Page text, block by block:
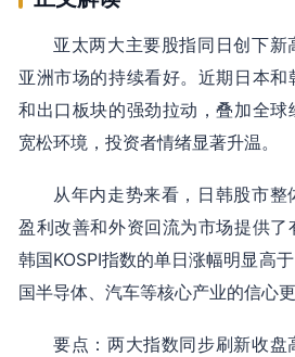
亚太两大主要股指同日创下
亚洲市场的持续看好。近期日本
和出口板块的强劲拉动，叠加全球
宽松环境，投资者情绪显著升温。
从年内走势来看，日韩股市整
盈利改善和外资回流为市场提供了
韩国KOSPI指数的单日涨幅明显高
国半导体、汽车等核心产业的信心更
要点：两大指数同步刷新收盘